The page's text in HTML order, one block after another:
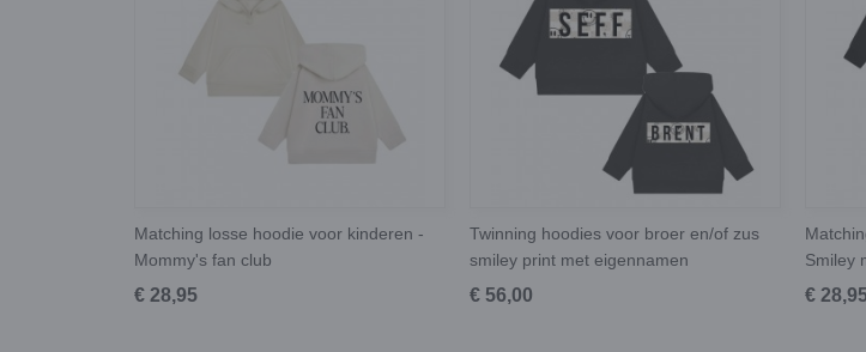
Matching losse hoodie voor kinderen -
Mommy's fan club
€ 28,95
Twinning hoodies voor broer en/of zus
smiley print met eigennamen
€ 56,00
Smiley
€